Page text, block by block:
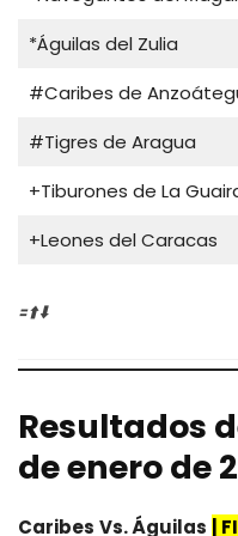
*Águilas del Zulia
#Caribes de
#Tigres de Aragua
+Tiburones de La
+Leones del Caracas
🟰⬆️⬇️
Resultados
de enero de
Caribes Vs.Águilas